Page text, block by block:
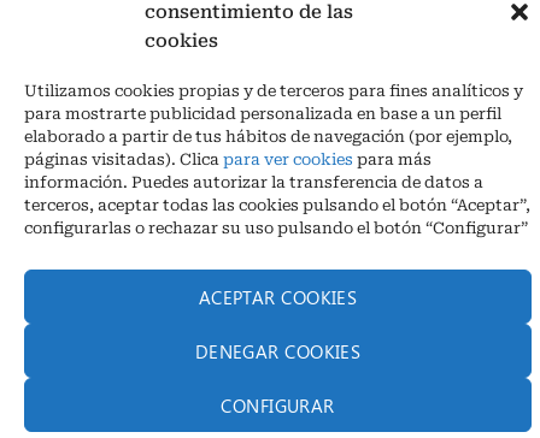
consentimiento de las
cookies
Utilizamos cookies propias y de terceros para fines analíticos y
para mostrarte publicidad personalizada en base a un perfil
elaborado a partir de tus hábitos de navegación (por ejemplo,
páginas visitadas). Clica para ver cookies para más
información. Puedes autorizar la transferencia de datos a
terceros, aceptar todas las cookies pulsando el botón “Aceptar”,
configurarlas o rechazar su uso pulsando el botón “Configurar”
ACEPTAR COOKIES
DENEGAR COOKIES
CONFIGURAR
Ctra. A-3132, De Aguilar a A-318 por Moriles km 15,5 M.I. (Córdoba)
España
COORDENADAS: Latitud: 37,40 – Longitud -04,58 | Telf. + 34 957 51
30 68
info@infrico.com Infrico SL 2026©. Diseñado por Babait Technology